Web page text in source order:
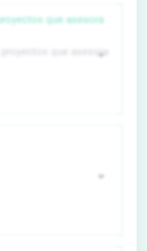
que asesora